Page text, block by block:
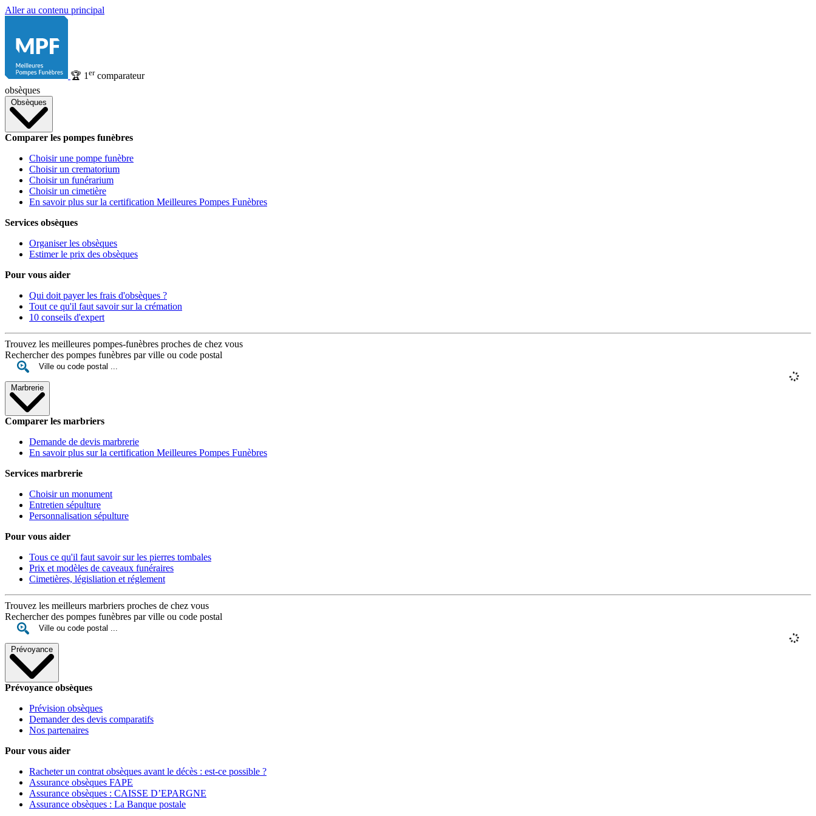
Aller au contenu principal
🏆 1 ercomparateur
obsèques
Obsèques
Comparer les pompes funèbres
Choisir une pompe funèbre
Choisir un crematorium
Choisir un funérarium
Choisir un cimetière
En savoir plus sur la certification Meilleures Pompes Funèbres
Services obsèques
Organiser les obsèques
Estimer le prix des obsèques
Pour vous aider
Qui doit payer les frais d'obsèques ?
Tout ce qu'il faut savoir sur la crémation
10 conseils d'expert
Trouvez les meilleures pompes-funèbres proches de chez vous
Rechercher des pompes funèbres par ville ou code postal
Marbrerie
Comparer les marbriers
Demande de devis marbrerie
En savoir plus sur la certification Meilleures Pompes Funèbres
Services marbrerie
Choisir un monument
Entretien sépulture
Personnalisation sépulture
Pour vous aider
Tous ce qu'il faut savoir sur les pierres tombales
Prix et modèles de caveaux funéraires
Cimetières, législiation et réglement
Trouvez les meilleurs marbriers proches de chez vous
Rechercher des pompes funèbres par ville ou code postal
Prévoyance
Prévoyance obsèques
Prévision obsèques
Demander des devis comparatifs
Nos partenaires
Pour vous aider
Racheter un contrat obsèques avant le décès : est-ce possible ?
Assurance obsèques FAPE
Assurance obsèques : CAISSE D’EPARGNE
Assurance obsèques : La Banque postale